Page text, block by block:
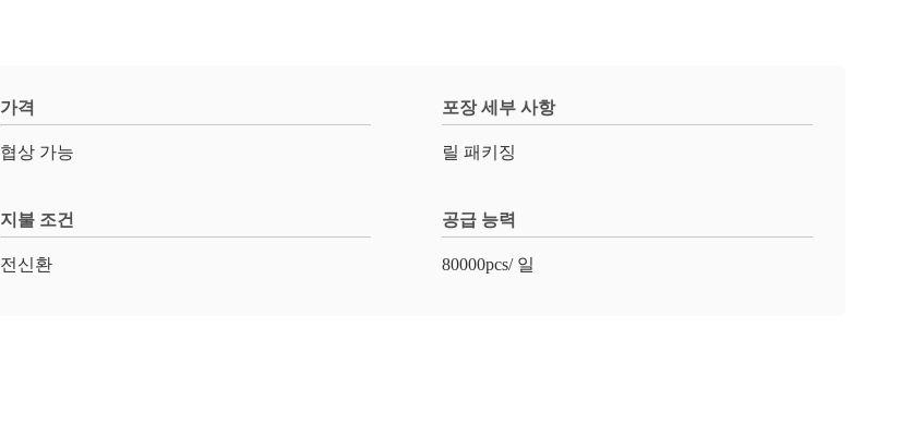
가격
협상 가능
포장 세부 사항
릴 패키징
지불 조건
전신환
공급 능력
80000pcs/ 일